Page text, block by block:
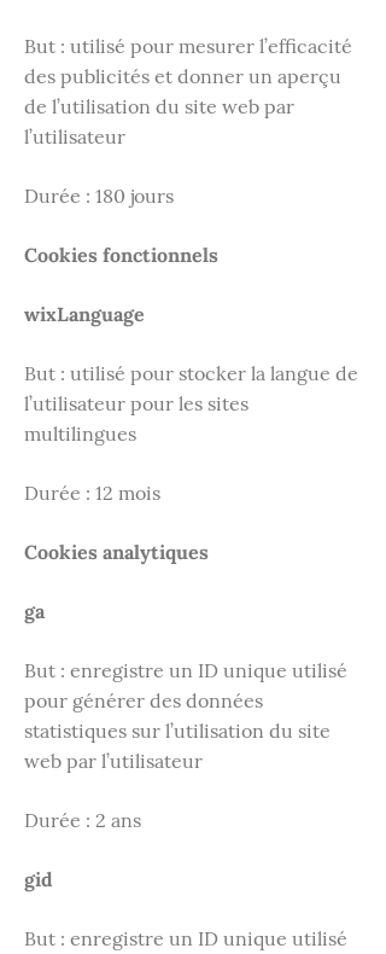
But : utilisé pour mesurer l’efficacité
des publicités et donner un aperçu
de l’utilisation du site web par
l’utilisateur
Durée : 180 jours
Cookies fonctionnels
wixLanguage
But : utilisé pour stocker la langue de
l’utilisateur pour les sites
multilingues
Durée : 12 mois
Cookies analytiques
ga
But : enregistre un ID unique utilisé
pour générer des données
statistiques sur l’utilisation du site
web par l’utilisateur
Durée : 2 ans
gid
But : enregistre un ID unique utilisé